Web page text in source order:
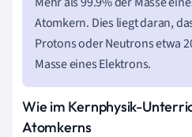
Atomkern. Dies liegt daran,
Protons oder Neutrons etwa
Masse eines Elektrons.
Wie im Kernphysik-
Atomkerns